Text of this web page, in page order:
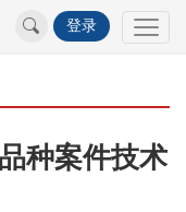
登录
种案件技术